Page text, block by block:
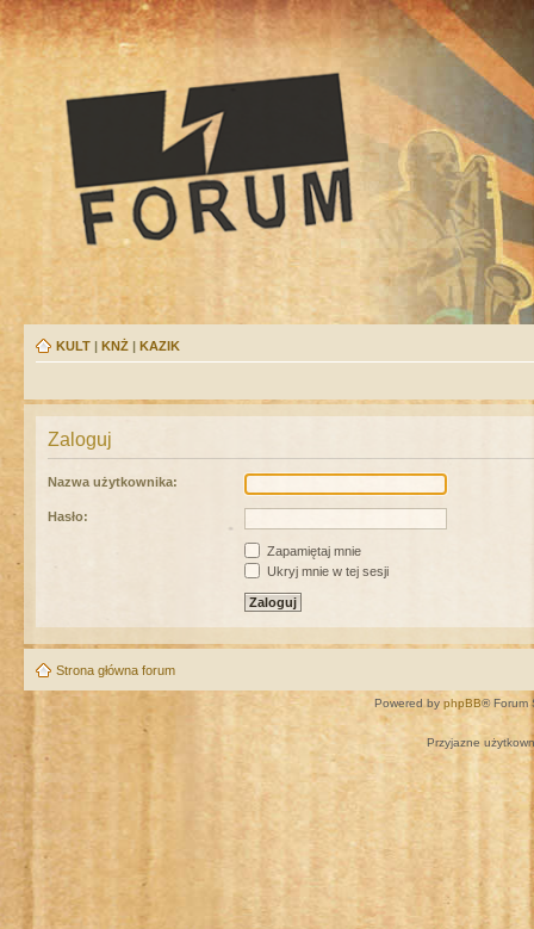
KULT | KNŻ | KAZIK
Zaloguj
Nazwa użytkownika:
Hasło:
Zapamiętaj mnie
Ukryj mnie w tej sesji
Strona główna forum
Powered by phpBB® Forum
Przyjazne